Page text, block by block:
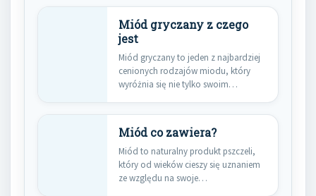
Miód gryczany z czego
jest
Miód gryczany to jeden z najbardziej
cenionych rodzajów miodu, który
wyróżnia się nie tylko swoim…
Miód co zawiera?
Miód to naturalny produkt pszczeli,
który od wieków cieszy się uznaniem
ze względu na swoje…